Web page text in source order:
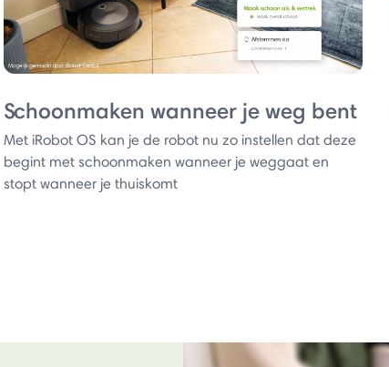
Schoonmaken wanneer je weg bent
Met iRobot OS kan je de robot nu zo instellen dat deze
begint met schoonmaken wanneer je weggaat en
stopt wanneer je thuiskomt